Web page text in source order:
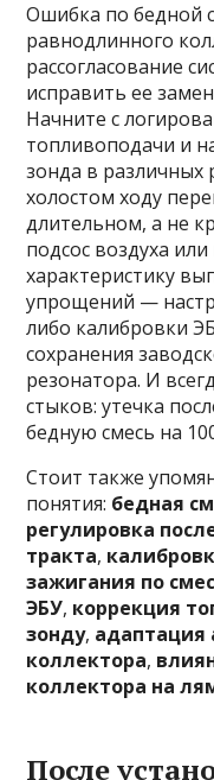
Ошибка по бедной
равнодлинного
рассогласование
исправить ее
Начните с
топливоподачи и
зонда в различных
холостом ходу
длительном, а не
подсос воздуха
характеристику
упрощений —
либо калибровки
сохранения
резонатора. И
стыков: утечка
бедную смесь на
Стоит также
понятия: бедная
регулировка
тракта,
зажигания по
ЭБУ, коррекция
зонду, адаптация
коллектора,
коллектора на
После